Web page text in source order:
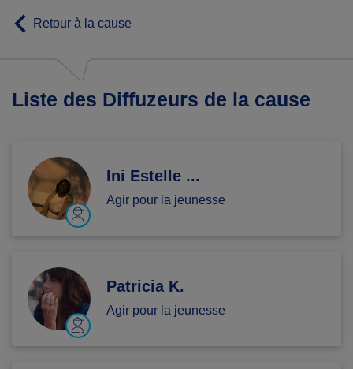
Retour à la cause
Liste des Diffuzeurs de la cause
Ini Estelle ...
Agir pour la jeunesse
Patricia K.
Agir pour la jeunesse